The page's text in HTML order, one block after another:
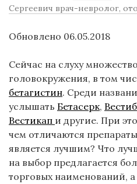
Сергеевич врач-невролог,
Обновлено 06.05.2018
Сейчас на слуху
головокружения, в том
бетагистин. Среди
услышать Бетасерк,
Вестикап и другие. При
чем отличаются
является лучшим? Что
на выбор предлагается
торговых наименований,